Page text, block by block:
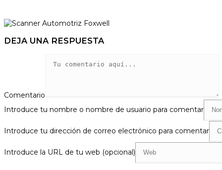
DEJA UNA RESPUESTA
Comentario
Introduce tu nombre o nombre de usuario para comentar
Introduce tu dirección de correo electrónico para comentar
Introduce la URL de tu web (opcional)